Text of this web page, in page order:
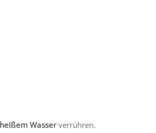
heißem Wasserverrühren.